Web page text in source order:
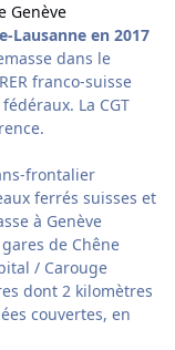
Genève
Lausanne en 2017
dans le
franco-suisse
La CGT
frontalier
ferrés suisses et
à Genève
de Chêne
/ Carouge
dont 2 kilomètres
couvertes, en